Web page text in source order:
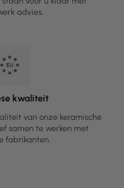
advies.
kwaliteit
van onze keramische
samen te werken met
fabrikanten.